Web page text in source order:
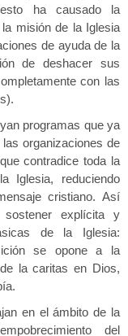
ha causado la
misión de la Iglesia
de ayuda de la
de deshacer sus
con las
programas que ya
organizaciones de
contradice toda la
Iglesia, reduciendo
cristiano. Así
explícita y
de la Iglesia:
se opone a la
la caritas en Dios,
en el ámbito de la
del